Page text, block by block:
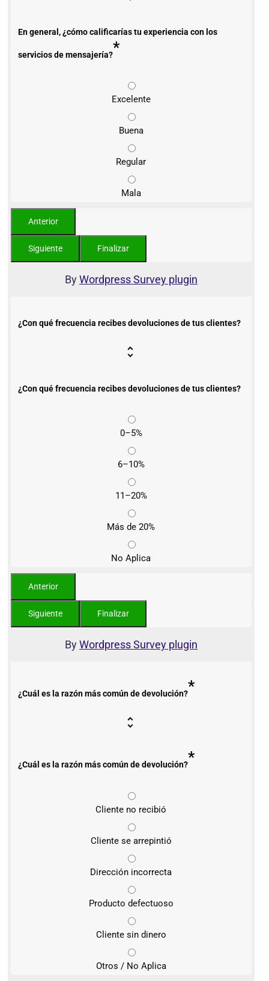
En general, ¿cómo calificarías tu experiencia con los
servicios de mensajería?*
Excelente
Buena
Regular
Mala
ByWordpress Survey plugin
¿Con qué frecuencia recibes devoluciones de tus clientes?
¿Con qué frecuencia recibes devoluciones de tus clientes?
0–5%
6–10%
11–20%
Más de 20%
No Aplica
ByWordpress Survey plugin
¿Cuál es la razón más común de devolución?*
¿Cuál es la razón más común de devolución?*
Cliente no recibió
Cliente se arrepintió
Dirección incorrecta
Producto defectuoso
Cliente sin dinero
Otros / No Aplica